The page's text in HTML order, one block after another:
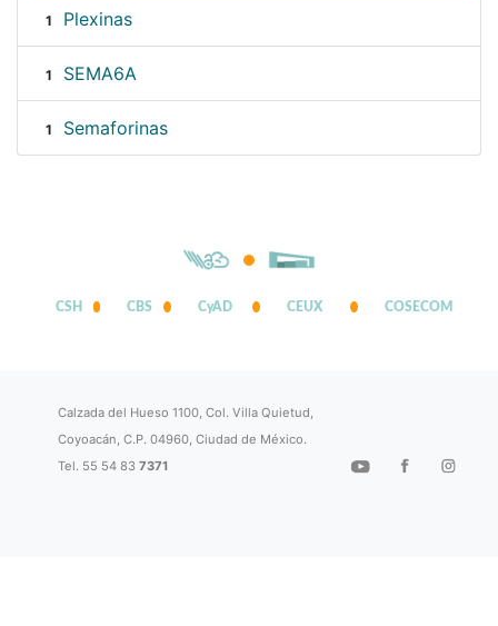
1 Plexinas
1 SEMA6A
1 Semaforinas
CSH CBS CyAD CEUX COSECOM
Calzada del Hueso 1100, Col. Villa Quietud,
Coyoacán, C.P. 04960, Ciudad de México.
Tel. 55 54 837371